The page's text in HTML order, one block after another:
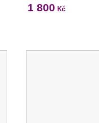
1 800 Kč